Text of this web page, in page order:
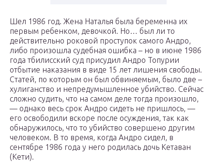
Шел 1986 год. Жена Наталья была беременна их
первым ребенком, девочкой. Но… был ли то
действительно роковой проступок самого Андро,
либо произошла судебная ошибка – но в июне 1986
года тбилисский суд присудил Андро Топурии
отбытие наказания в виде 15 лет лишения свободы.
Статей, по которым он был обвиняемым, было две –
хулиганство и непредумышленное убийство. Сейчас
сложно судить, что на самом деле тогда произошло,
— однако весь срок Андро сидеть не пришлось, —
его освободили вскоре после осуждения, так как
обнаружилось, что то убийство совершено другим
человеком. В то время, когда Андро сидел, в
сентябре 1986 года у него родилась дочь Кетаван
(Кети).